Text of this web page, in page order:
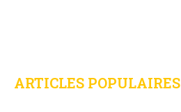
ARTICLES POPULAIRES